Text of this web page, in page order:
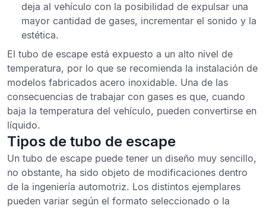
deja al vehículo con la posibilidad de expulsar una
mayor cantidad de gases, incrementar el sonido y la
estética.
El tubo de escape está expuesto a un alto nivel de
temperatura, por lo que se recomienda la instalación de
modelos fabricados acero inoxidable. Una de las
consecuencias de trabajar con gases es que, cuando
baja la temperatura del vehículo, pueden convertirse en
líquido.
Tipos de tubo de escape
Un tubo de escape puede tener un diseño muy sencillo,
no obstante, ha sido objeto de modificaciones dentro
de la ingeniería automotriz. Los distintos ejemplares
pueden variar según el formato seleccionado o la